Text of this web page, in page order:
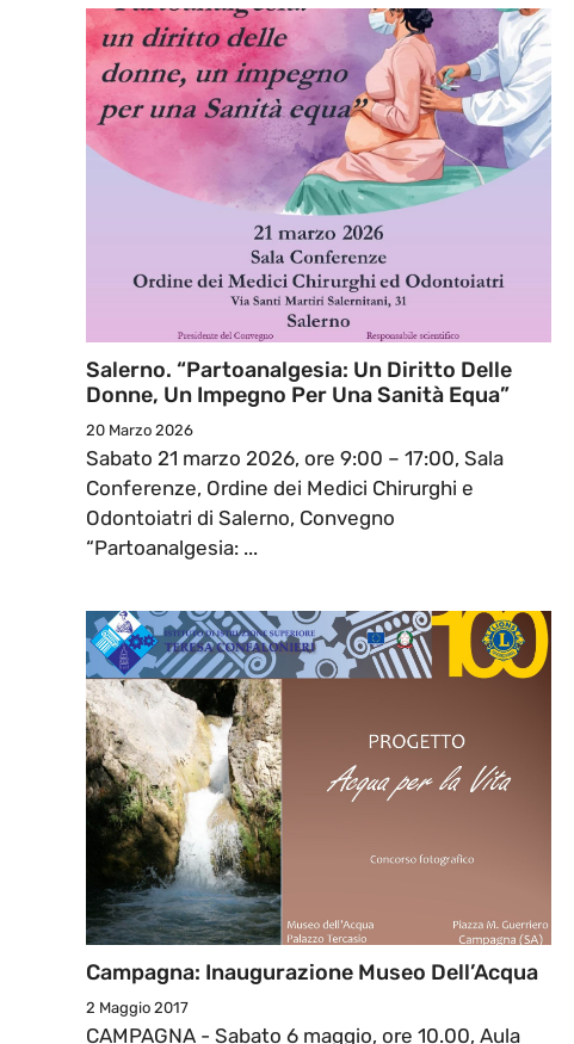
Salerno. “Partoanalgesia: Un Diritto Delle
Donne, Un Impegno Per Una Sanità Equa”
20 Marzo 2026
Sabato 21 marzo 2026, ore 9:00 – 17:00, Sala
Conferenze, Ordine dei Medici Chirurghi e
Odontoiatri di Salerno, Convegno
“Partoanalgesia: ...
Campagna: Inaugurazione Museo Dell’Acqua
2 Maggio 2017
CAMPAGNA - Sabato 6 maggio, ore 10.00, Aula